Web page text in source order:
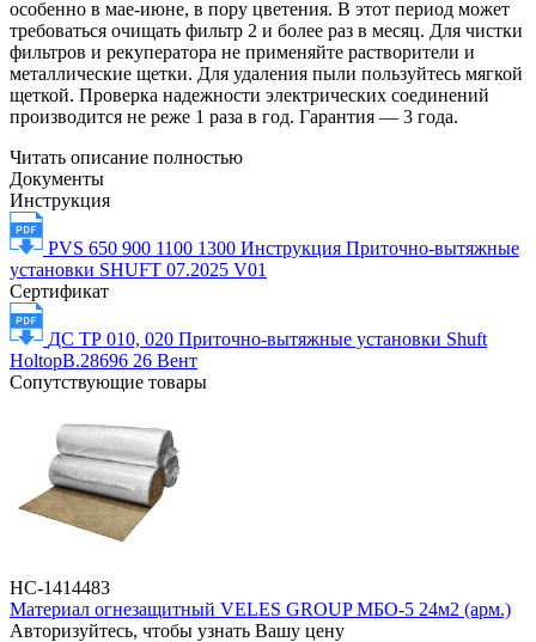
особенно в мае-июне, в пору цветения. В этот период может
требоваться очищать фильтр 2 и более раз в месяц. Для чистки
фильтров и рекуператора не применяйте растворители и
металлические щетки. Для удаления пыли пользуйтесь мягкой
щеткой. Проверка надежности электрических соединений
производится не реже 1 раза в год. Гарантия — 3 года.
Читать описание полностью
Документы
Инструкция
PVS 650 900 1100 1300 Инструкция Приточно-вытяжные
установки SHUFT 07.2025 V01
Сертификат
ДС ТР 010, 020 Приточно-вытяжные установки Shuft
HoltopВ.28696 26 Вент
Сопутствующие товары
НС-1414483
Материал огнезащитный VELES GROUP МБО-5 24м2 (арм.)
Авторизуйтесь, чтобы узнать Вашу цену